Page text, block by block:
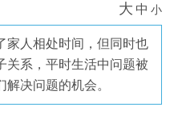
大 中 小
家人相处时间，但同时也
关系，平时生活中问题被
决问题的机会。